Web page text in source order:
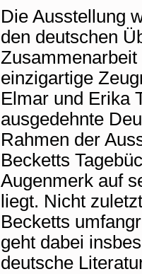
Die Ausstellung
den deutschen
einzigartige
Elmar und Erika
ausgedehnte
Rahmen der
Becketts
Augenmerk auf
liegt. Nicht
Becketts
geht dabei
deutsche